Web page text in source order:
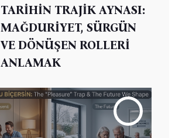
TARİHİN TRAJİK AYNASI:
MAĞDURİYET, SÜRGÜN
VE DÖNÜŞEN ROLLERİ
ANLAMAK